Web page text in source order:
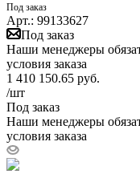
Под заказ
Арт.: 99133627
Под заказ
Наши менеджеры
условия заказа
1 410 150.65 руб.
/шт
Под заказ
Наши менеджеры
условия заказа